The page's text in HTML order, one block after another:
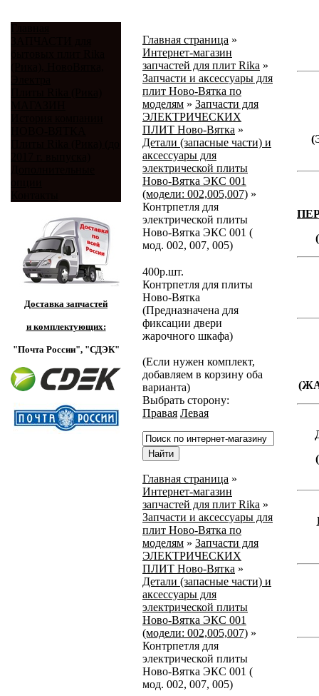
Доставка запчастей
и комплектующих:
"Почта России", "СДЭК"
Главная страница »
Интернет-магазин
запчастей для плит Rika »
Запчасти и аксессуары для
плит Ново-Вятка по
моделям » Запчасти для
ЭЛЕКТРИЧЕСКИХ
ПЛИТ Ново-Вятка »
Детали (запасные части) и
аксессуары для
электрической плиты
Ново-Вятка ЭКС 001
(модели: 002,005,007) »
Контрпетля для
электрической плиты
Ново-Вятка ЭКС 001 (
мод. 002, 007, 005)
400р.шт.
Контрпетля для плиты
Ново-Вятка
(Предназначена для
фиксации двери
жарочного шкафа)
(Если нужен комплект,
добавляем в корзину оба
варианта)
Выбрать сторону:
Правая Левая
Главная страница »
Интернет-магазин
запчастей для плит Rika »
Запчасти и аксессуары для
плит Ново-Вятка по
моделям » Запчасти для
ЭЛЕКТРИЧЕСКИХ
ПЛИТ Ново-Вятка »
Детали (запасные части) и
аксессуары для
электрической плиты
Ново-Вятка ЭКС 001
(модели: 002,005,007) »
Контрпетля для
электрической плиты
Ново-Вятка ЭКС 001 (
мод. 002, 007, 005)